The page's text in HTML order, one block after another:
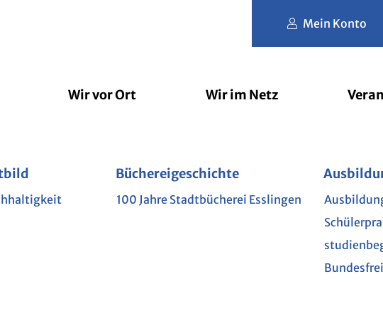
Mein Konto
Nutzungs- und
Wir vor Ort
Kinderbibliothek
Über die Kinderbibliothek
Jugendbücherei Schule
Wir im Netz
PressReader Filmfriend Brockhaus Phase
Erlesene Orte lesart
Büchereigeschichte
100 Jahre Stadtbücherei Esslingen